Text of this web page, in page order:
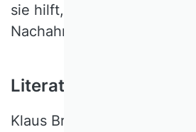
sie hilft, Silber von Nickel
Nachahmungen zu
Literatur
Klaus Brockhoff,